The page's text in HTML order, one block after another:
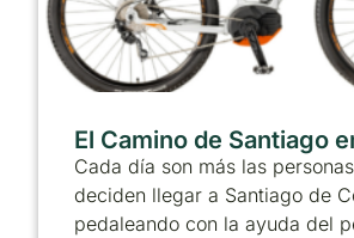
El Camino de Santiago
Cada día son más las
deciden llegar a Santiago de
pedaleando con la ayuda del